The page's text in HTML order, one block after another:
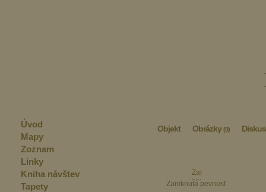
Objekt Obrázky(0)
Zaniknutá pevnosť
Úvod
Mapy
Zoznam
Linky
Kniha návštev
Tapety